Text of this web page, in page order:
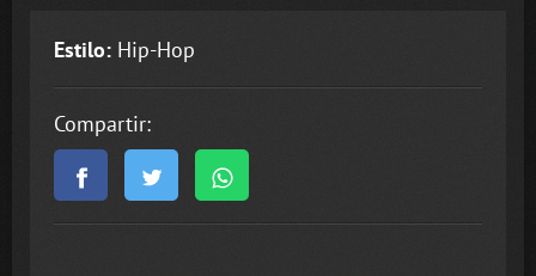
Estilo: Hip-Hop
Compartir: